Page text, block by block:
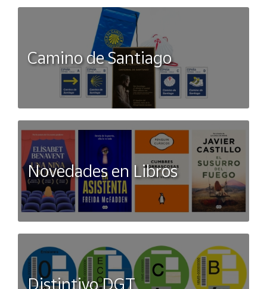
Camino de Santiago
Novedades en Libros
Distintivo DGT